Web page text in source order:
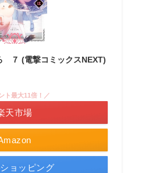
７ (電撃コミックスNEXT)
ト最大11倍！／
天市場
ョッピング